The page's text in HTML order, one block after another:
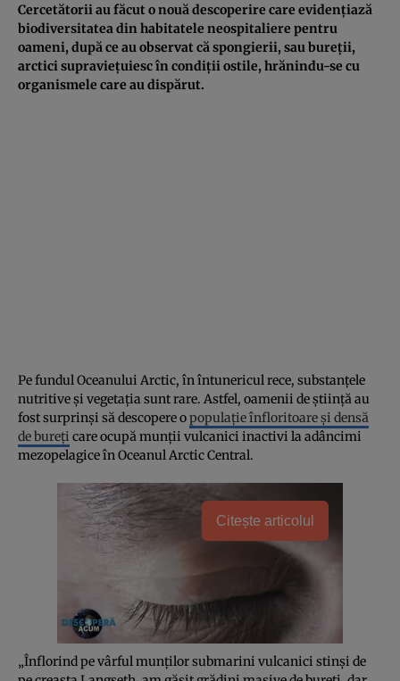
Cercetătorii au făcut o nouă descoperire care evidențiază
biodiversitatea din habitatele neospitaliere pentru
oameni, după ce au observat că spongierii, sau bureții,
arctici supraviețuiesc în condiții ostile, hrănindu-se cu
organismele care au dispărut.
Pe fundul Oceanului Arctic, în întunericul rece, substanțele
nutritive și vegetația sunt rare. Astfel, oamenii de știință au
fost surprinși să descopere opopulație înfloritoare și densă
de bureți care ocupă munții vulcanici inactivi la adâncimi
mezopelagice în Oceanul Arctic Central.
Citește articolul
„Înflorind pe vârful munților submarini vulcanici stinși de